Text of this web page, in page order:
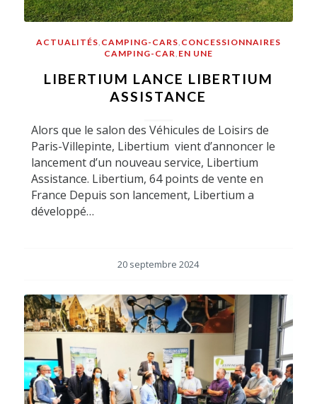
ACTUALITÉS CAMPING-CARS CONCESSIONNAIRES
CAMPING-CAR EN UNE
LIBERTIUM LANCE LIBERTIUM
ASSISTANCE
Alors que le salon des Véhicules de Loisirs de
Paris-Villepinte, Libertium vient d’annoncer le
lancement d’un nouveau service, Libertium
Assistance. Libertium, 64 points de vente en
France Depuis son lancement, Libertium a
développé…
20 septembre 2024